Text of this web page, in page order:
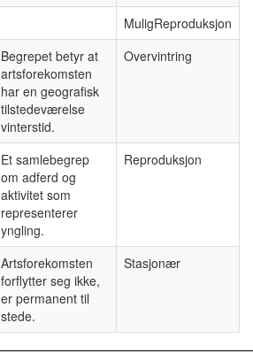
MuligReproduksjon
Begrepet betyr at
artsforekomsten
har en geografisk
tilstedeværelse
vinterstid.
Overvintring
Et samlebegrep
om adferd og
aktivitet som
representerer
yngling.
Reproduksjon
Artsforekomsten
forflytter seg ikke,
er permanent til
stede.
Stasjonær